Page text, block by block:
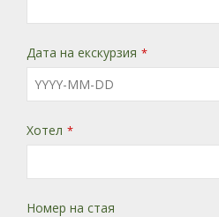
Дата на екскурзия *
Хотел *
Номер на стая